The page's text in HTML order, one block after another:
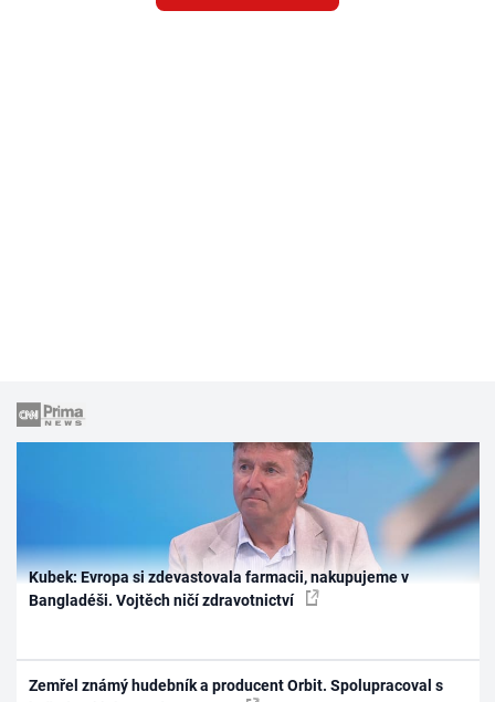
Kubek: Evropa si zdevastovala farmacii, nakupujeme v
Bangladéši. Vojtěch ničí zdravotnictví
Zemřel známý hudebník a producent Orbit. Spolupracoval s